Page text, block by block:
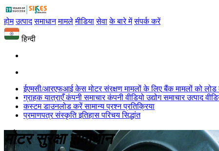
होम उत्पाद समाधान मामले मीडिया सेवा के बारे में संपर्क करें
हिन्दी
ईएमसी/आरएफआई केस मोटर संरक्षण मामलों के लिए बैंक मामलों को
ग्राहक यात्राएँ कंपनी समाचार कंपनी वीडियो उद्योग समाचार उत्पाद
कस्टम डाउनलोड करें सामान्य प्रश्न प्रतिक्रिया
प्रमाणपत्र संस्कृति इतिहास परिचय सिद्धांत
मोटर सुरक्षा समाधान